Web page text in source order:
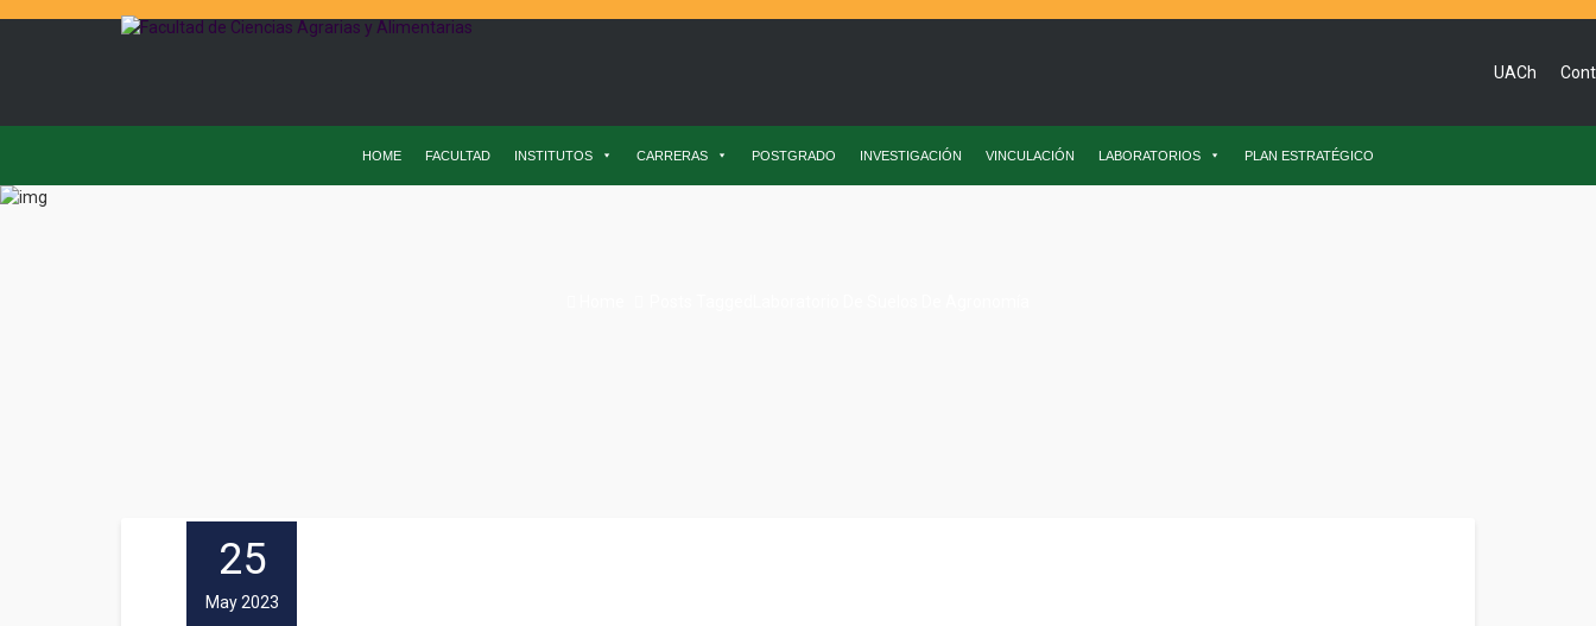
UACh
HOME FACULTAD INSTITUTOS CARRERAS POSTGRADO INVESTIGACIÓN VINCULACIÓN LABORATORIOS PLAN ESTRATÉGICO
25
May 2023